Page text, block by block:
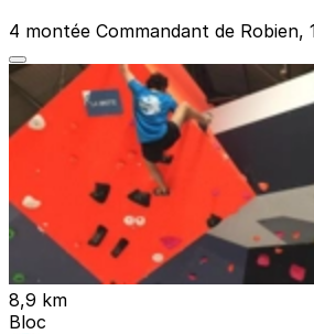
4 montée Commandant de Robien,
8,9 km
Bloc